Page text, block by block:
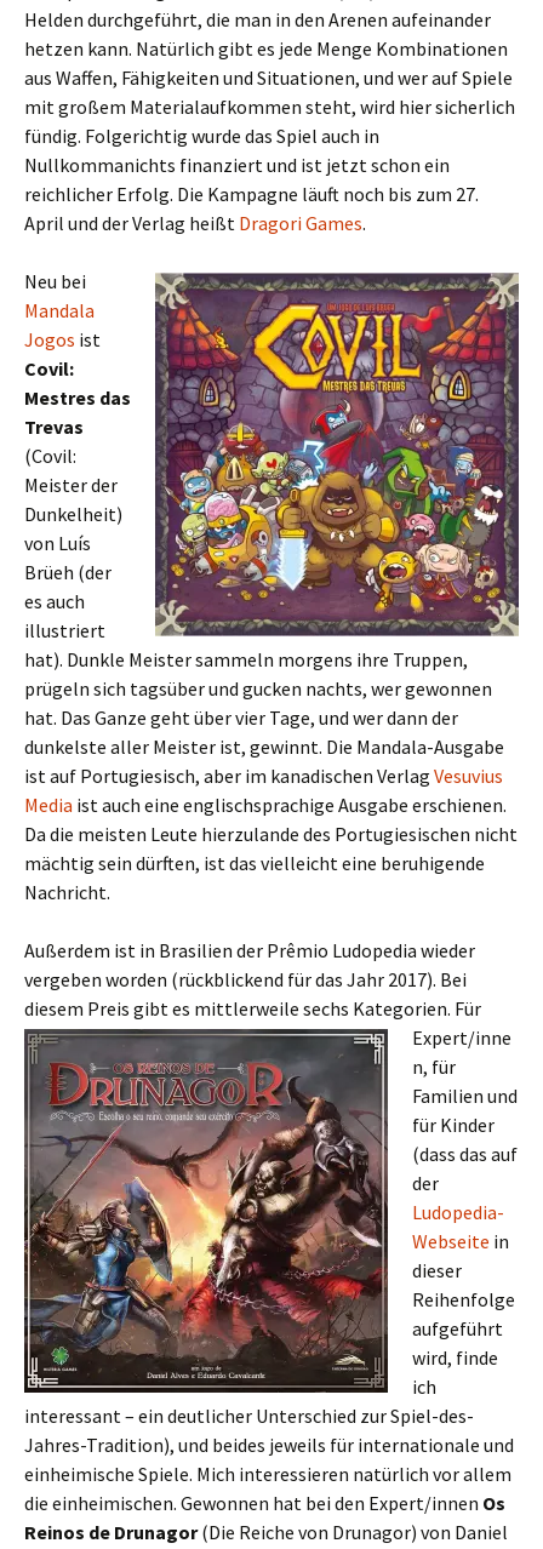
Helden durchgeführt, die man in den Arenen aufeinander
hetzen kann. Natürlich gibt es jede Menge Kombinationen
aus Waffen, Fähigkeiten und Situationen, und wer auf Spiele
mit großem Materialaufkommen steht, wird hier sicherlich
fündig. Folgerichtig wurde das Spiel auch in
Nullkommanichts finanziert und ist jetzt schon ein
reichlicher Erfolg. Die Kampagne läuft noch bis zum 27.
April und der Verlag heißt Dragori Games.
Neu bei
Mandala
Jogos ist
Covil:
Mestres das
Trevas
(Covil:
Meister der
Dunkelheit)
von Luís
Brüeh (der
es auch
illustriert
hat). Dunkle Meister sammeln morgens ihre Truppen,
prügeln sich tagsüber und gucken nachts, wer gewonnen
hat. Das Ganze geht über vier Tage, und wer dann der
dunkelste aller Meister ist, gewinnt. Die Mandala-Ausgabe
ist auf Portugiesisch, aber im kanadischen Verlag Vesuvius
Media ist auch eine englischsprachige Ausgabe erschienen.
Da die meisten Leute hierzulande des Portugiesischen nicht
mächtig sein dürften, ist das vielleicht eine beruhigende
Nachricht.
Außerdem ist in Brasilien der Prêmio Ludopedia wieder
vergeben worden (rückblickend für das Jahr 2017). Bei
diesem Preis gibt es mittlerweile sechs Kategorien. Für
Expert/inne
n, für
Familien und
für Kinder
(dass das auf
der
Ludopedia-
Webseite in
dieser
Reihenfolge
aufgeführt
wird, finde
ich
interessant – ein deutlicher Unterschied zur Spiel-des-
Jahres-Tradition), und beides jeweils für internationale und
einheimische Spiele. Mich interessieren natürlich vor allem
die einheimischen. Gewonnen hat bei den Expert/innen Os
Reinos de Drunagor(Die Reiche von Drunagor) von Daniel